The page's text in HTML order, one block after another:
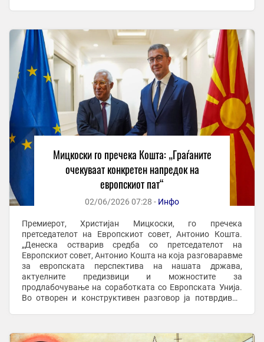
Мицкоски го пречека Кошта: „Граѓаните
очекуваат конкретен напредок на
европскиот пат“
02/06/2026 07:28 - Инфо
Премиерот, Христијан Мицкоски, го пречека
претседателот на Европскиот совет, Антонио Кошта.
„Денеска остварив средба со претседателот на
Европскиот совет, Антонио Кошта на која разговаравме
за европската перспектива на нашата држава,
актуелните предизвици и можностите за
продлабочување на соработката со Европската Унија.
Во отворен и конструктивен разговор ја потврдивме